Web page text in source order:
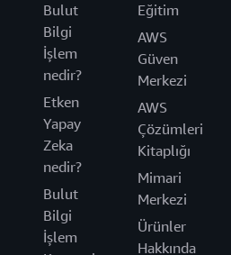
Bulut
Bilgi
İşlem
nedir?
Etken
Yapay
Zeka
nedir?
Bulut
Bilgi
İşlem
Eğitim
AWS
Güven
Merkezi
AWS
Çözümleri
Kitaplığı
Mimari
Merkezi
Ürünler
Hakkında